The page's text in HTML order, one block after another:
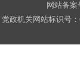
网站备案
党政机关网站标识号